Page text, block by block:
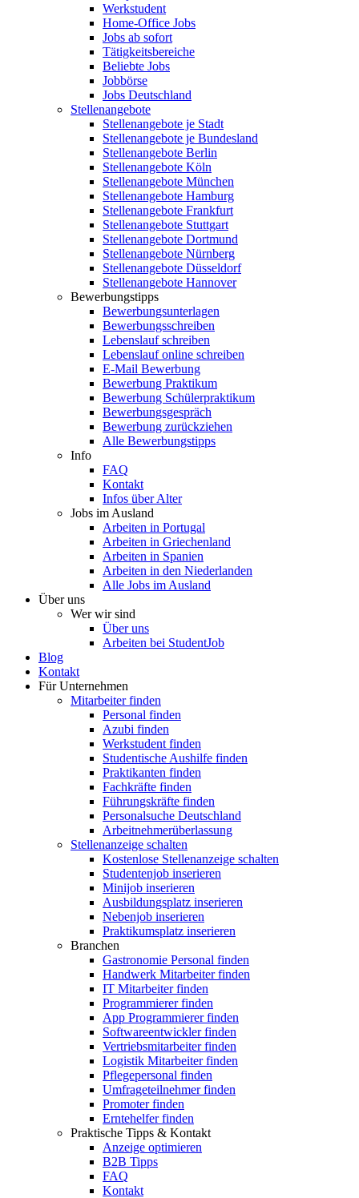
Werkstudent
Home-Office Jobs
Jobs ab sofort
Tätigkeitsbereiche
Beliebte Jobs
Jobbörse
Jobs Deutschland
Stellenangebote
Stellenangebote je Stadt
Stellenangebote je Bundesland
Stellenangebote Berlin
Stellenangebote Köln
Stellenangebote München
Stellenangebote Hamburg
Stellenangebote Frankfurt
Stellenangebote Stuttgart
Stellenangebote Dortmund
Stellenangebote Nürnberg
Stellenangebote Düsseldorf
Stellenangebote Hannover
Bewerbungstipps
Bewerbungsunterlagen
Bewerbungsschreiben
Lebenslauf schreiben
Lebenslauf online schreiben
E-Mail Bewerbung
Bewerbung Praktikum
Bewerbung Schülerpraktikum
Bewerbungsgespräch
Bewerbung zurückziehen
Alle Bewerbungstipps
Info
FAQ
Kontakt
Infos über Alter
Jobs im Ausland
Arbeiten in Portugal
Arbeiten in Griechenland
Arbeiten in Spanien
Arbeiten in den Niederlanden
Alle Jobs im Ausland
Über uns
Wer wir sind
Über uns
Arbeiten bei StudentJob
Blog
Kontakt
Für Unternehmen
Mitarbeiter finden
Personal finden
Azubi finden
Werkstudent finden
Studentische Aushilfe finden
Praktikanten finden
Fachkräfte finden
Führungskräfte finden
Personalsuche Deutschland
Arbeitnehmerüberlassung
Stellenanzeige schalten
Kostenlose Stellenanzeige schalten
Studentenjob inserieren
Minijob inserieren
Ausbildungsplatz inserieren
Nebenjob inserieren
Praktikumsplatz inserieren
Branchen
Gastronomie Personal finden
Handwerk Mitarbeiter finden
IT Mitarbeiter finden
Programmierer finden
App Programmierer finden
Softwareentwickler finden
Vertriebsmitarbeiter finden
Logistik Mitarbeiter finden
Pflegepersonal finden
Umfrageteilnehmer finden
Promoter finden
Erntehelfer finden
Praktische Tipps & Kontakt
Anzeige optimieren
B2B Tipps
FAQ
Kontakt